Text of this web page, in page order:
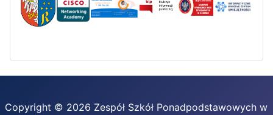
Copyright © 2026 Zespół Szkół Ponadpodstawowych w